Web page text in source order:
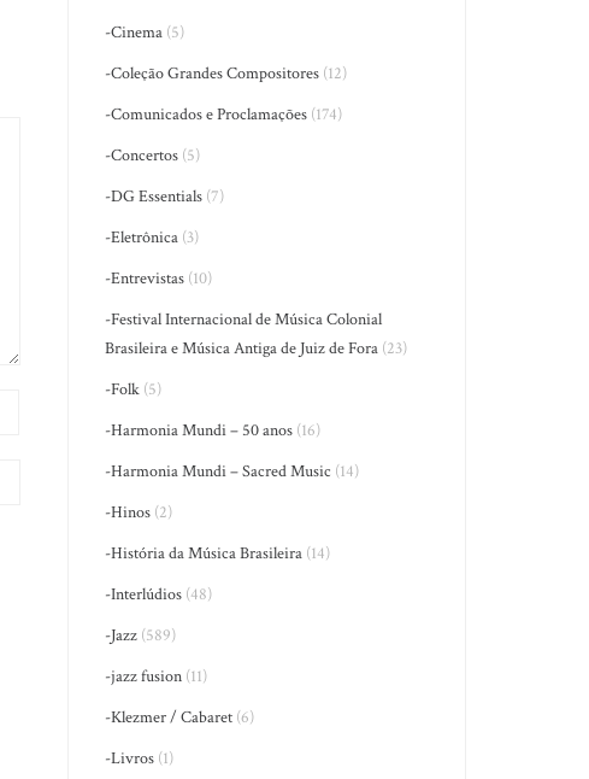
-Cinema (5)
-Coleção Grandes Compositores (12)
-Comunicados e Proclamações (174)
-Concertos (5)
-DG Essentials (7)
-Eletrônica (3)
-Entrevistas (10)
-Festival Internacional de Música Colonial
Brasileira e Música Antiga de Juiz de Fora (23)
-Folk (5)
-Harmonia Mundi – 50 anos (16)
-Harmonia Mundi – Sacred Music (14)
-Hinos (2)
-História da Música Brasileira (14)
-Interlúdios (48)
-Jazz (589)
-jazz fusion (11)
-Klezmer / Cabaret (6)
-Livros (1)